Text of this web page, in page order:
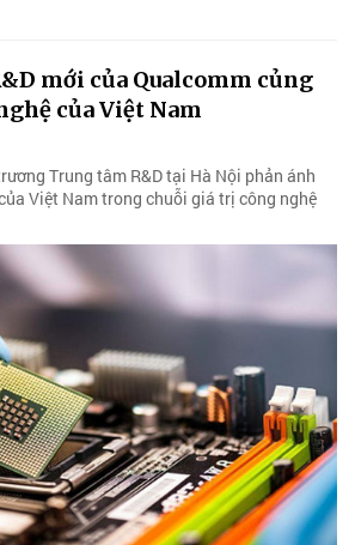
mới của Qualcomm củng
của Việt Nam
Trung tâm R&D tại Hà Nội phản ánh
Việt Nam trong chuỗi giá trị công nghệ